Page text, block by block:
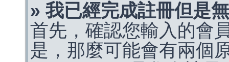
» 我已經完成註冊但是
首先，確認您輸入的會
是，那麼可能會有兩個